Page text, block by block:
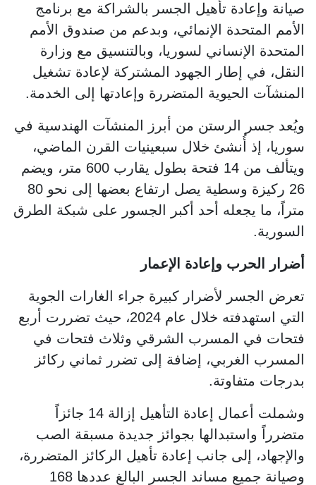
صيانة وإعادة تأهيل الجسر بالشراكة مع برنامج
الأمم المتحدة الإنمائي، وبدعم من صندوق الأمم
المتحدة الإنساني لسوريا، وبالتنسيق مع وزارة
النقل، في إطار الجهود المشتركة لإعادة تشغيل
المنشآت الحيوية المتضررة وإعادتها إلى الخدمة.
ويُعد جسر الرستن من أبرز المنشآت الهندسية في
سوريا، إذ أُنشئ خلال سبعينيات القرن الماضي،
ويتألف من 14 فتحة بطول يقارب 600 متر، ويضم
26 ركيزة وسطية يصل ارتفاع بعضها إلى نحو 80
متراً، ما يجعله أحد أكبر الجسور على شبكة الطرق
السورية.
أضرار الحرب وإعادة الإعمار
تعرض الجسر لأضرار كبيرة جراء الغارات الجوية
التي استهدفته خلال عام 2024، حيث تضررت أربع
فتحات في المسرب الشرقي وثلاث فتحات في
المسرب الغربي، إضافة إلى تضرر ثماني ركائز
بدرجات متفاوتة.
وشملت أعمال إعادة التأهيل إزالة 14 جائزاً
متضرراً واستبدالها بجوائز جديدة مسبقة الصب
والإجهاد، إلى جانب إعادة تأهيل الركائز المتضررة،
وصيانة جميع مساند الجسر البالغ عددها 168